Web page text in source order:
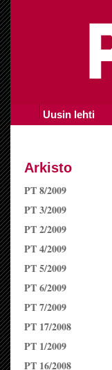
Uusin lehti
Arkisto
PT 8/2009
PT 3/2009
PT 2/2009
PT 4/2009
PT 5/2009
PT 6/2009
PT 7/2009
PT 17/2008
PT 1/2009
PT 16/2008